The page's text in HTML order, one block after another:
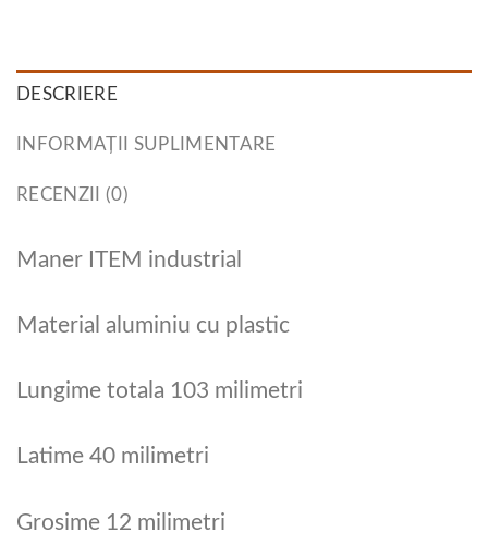
DESCRIERE
INFORMAȚII SUPLIMENTARE
RECENZII (0)
Maner ITEM industrial
Material aluminiu cu plastic
Lungime totala 103 milimetri
Latime 40 milimetri
Grosime 12 milimetri